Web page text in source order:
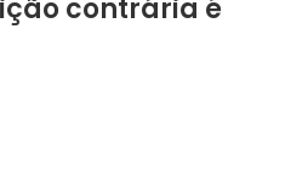
contrária é